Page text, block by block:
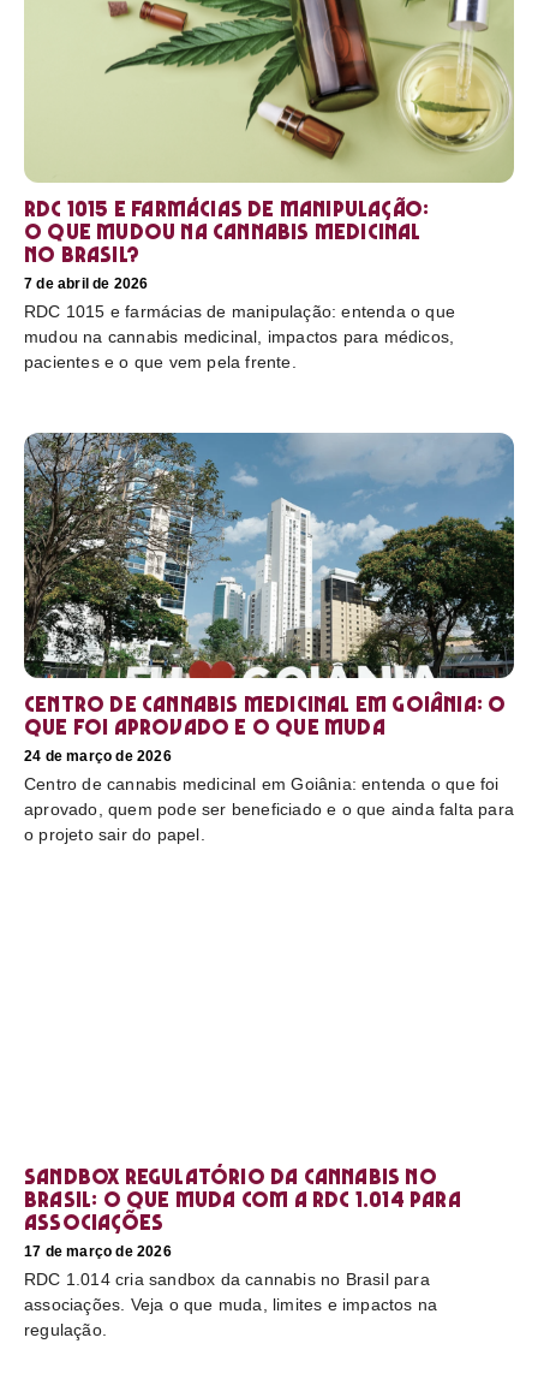
RDC 1015 e farmácias de manipulação:
o que mudou na cannabis medicinal
no Brasil?
7 de abril de 2026
RDC 1015 e farmácias de manipulação: entenda o que
mudou na cannabis medicinal, impactos para médicos,
pacientes e o que vem pela frente.
Centro de cannabis medicinal em Goiânia: o
que foi aprovado e o que muda
24 de março de 2026
Centro de cannabis medicinal em Goiânia: entenda o que foi
aprovado, quem pode ser beneficiado e o que ainda falta para
o projeto sair do papel.
Sandbox regulatório da cannabis no
Brasil: o que muda com a RDC 1.014 para
associações
17 de março de 2026
RDC 1.014 cria sandbox da cannabis no Brasil para
associações. Veja o que muda, limites e impactos na
regulação.